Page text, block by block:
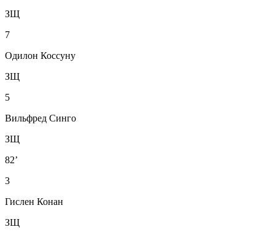
ЗЩ
7
Одилон Коссуну
ЗЩ
5
Вильфред Синго
ЗЩ
82’
3
Гислен Конан
ЗЩ